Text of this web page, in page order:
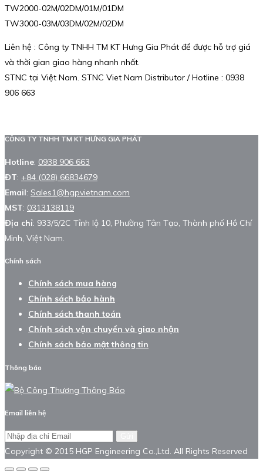
TW2000-02M/02DM/01M/01DM
TW3000-03M/03DM/02M/02DM
Liên hệ : Công ty TNHH TM KT Hưng Gia Phát để được hỗ trợ giá
và thời gian giao hàng nhanh nhất.
STNC tại Việt Nam. STNC Viet Nam Distributor / Hotline : 0938
906 663
CÔNG TY TNHH TM KT HƯNG GIA PHÁT
Hotline: 0938 906 663
ĐT: +84 (028) 66834679
Email: Sales1@hgpvietnam.com
MST: 0313138119
Địa chỉ: 933/5/2C Tỉnh lộ 10, Phường Tân Tạo, Thành phố Hồ Chí
Minh, Việt Nam.
Chính sách
Chính sách mua hàng
Chính sách bảo hành
Chính sách thanh toán
Chính sách vận chuyển và giao nhận
Chính sách bảo mật thông tin
Thông báo
Email liên hệ
Copyright © 2015 HGP Engineering Co.,Ltd. All Rights Reserved